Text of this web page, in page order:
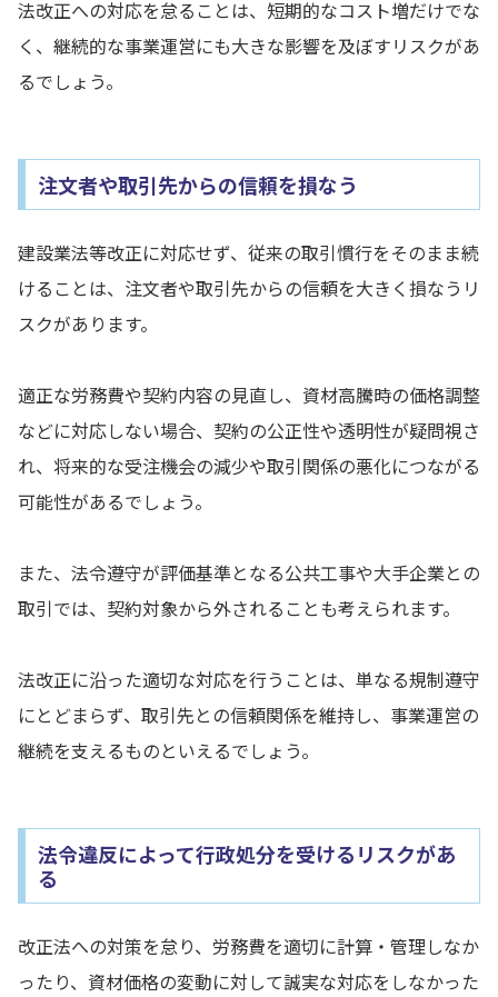
法改正への対応を怠ることは、短期的なコスト増だけでな
く、継続的な事業運営にも大きな影響を及ぼすリスクがあ
るでしょう。
注文者や取引先からの信頼を損なう
建設業法等改正に対応せず、従来の取引慣行をそのまま続
けることは、注文者や取引先からの信頼を大きく損なうリ
スクがあります。
適正な労務費や契約内容の見直し、資材高騰時の価格調整
などに対応しない場合、契約の公正性や透明性が疑問視さ
れ、将来的な受注機会の減少や取引関係の悪化につながる
可能性があるでしょう。
また、法令遵守が評価基準となる公共工事や大手企業との
取引では、契約対象から外されることも考えられます。
法改正に沿った適切な対応を行うことは、単なる規制遵守
にとどまらず、取引先との信頼関係を維持し、事業運営の
継続を支えるものといえるでしょう。
法令違反によって行政処分を受けるリスクがあ
る
改正法への対策を怠り、労務費を適切に計算・管理しなか
ったり、資材価格の変動に対して誠実な対応をしなかった